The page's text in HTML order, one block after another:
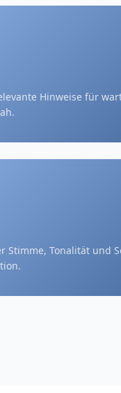
Hinweise für
Stimme, Tonalität und